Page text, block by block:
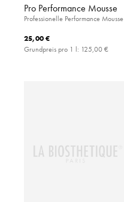
Pro Performance Mousse
Professionelle Performance Mousse
25,00 €
Grundpreis pro 1 l: 125,00 €